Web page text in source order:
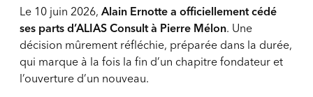
Le 10 juin 2026, Alain Ernotte a officiellement cédé
ses parts d’ALIAS Consult à Pierre Mélon. Une
décision mûrement réfléchie, préparée dans la durée,
qui marque à la fois la fin d’un chapitre fondateur et
l’ouverture d’un nouveau.